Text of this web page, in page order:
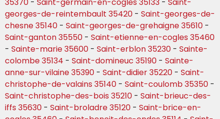
35370 - Saint-germain-en-cogles 35133 - Saint-
georges-de-reintembault 35420 - Saint-georges-de-
chesne 35140 - Saint-georges-de-grehaigne 35610 -
Saint-ganton 35550 - Saint-etienne-en-cogles 35460
- Sainte-marie 35600 - Saint-erblon 35230 - Sainte-
colombe 35134 - Saint-domineuc 35190 - Sainte-
anne-sur-vilaine 35390 - Saint-didier 35220 - Saint-
christophe-de-valains 35140 - Saint-coulomb 35350 -
Saint-christophe-des-bois 35210 - Saint-brieuc-des-
iffs 35630 - Saint-broladre 35120 - Saint-brice-en-